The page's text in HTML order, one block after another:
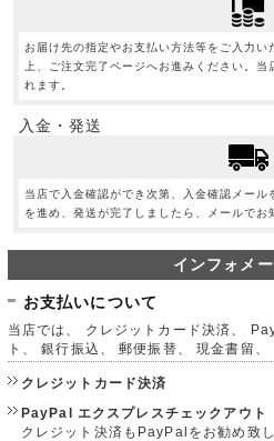
お届け先の指定やお支払い方法等をご入力
上、ご注文完了ページへお進みください。
れます。
入金・発送
当店で入金確認ができ次第、入金確認メー
を進め、発送が完了しましたら、メールでお
インフォメ
お支払いについて
当店では、 クレジットカード決済、
ト、 銀行振込、 郵便振替、 現金書留、
クレジットカード決済
PayPal エクスプレスチェックアウト
クレジット決済もPayPalをお勧め致し